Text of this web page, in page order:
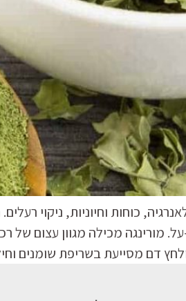
כוחות וחיוניות, ניקוי
מכילה מגוון עצום של
דם מסייעת בשריפת שומנים